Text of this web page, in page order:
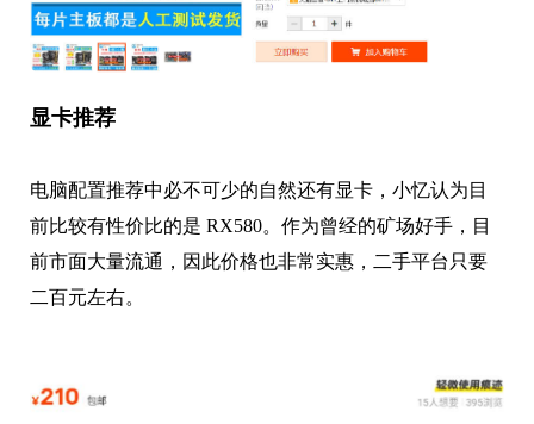
显卡推荐
电脑配置推荐中必不可少的自然还有显卡，小忆认为目
前比较有性价比的是 RX580。作为曾经的矿场好手，目
前市面大量流通，因此价格也非常实惠，二手平台只要
二百元左右。